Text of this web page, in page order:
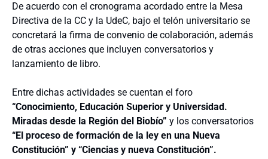
De acuerdo con el cronograma acordado entre la Mesa
Directiva de la CC y la UdeC, bajo el telón universitario se
concretará la firma de convenio de colaboración, además
de otras acciones que incluyen conversatorios y
lanzamiento de libro.
Entre dichas actividades se cuentan el foro
“Conocimiento, Educación Superior y Universidad.
Miradas desde la Región del Biobío” y los conversatorios
“El proceso de formación de la ley en una Nueva
Constitución” y “Ciencias y nueva Constitución”.